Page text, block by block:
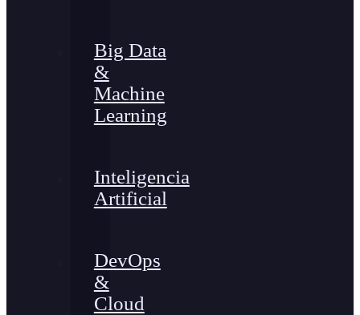
Big Data
&
Machine
Learning
Inteligencia
Artificial
DevOps
&
Cloud